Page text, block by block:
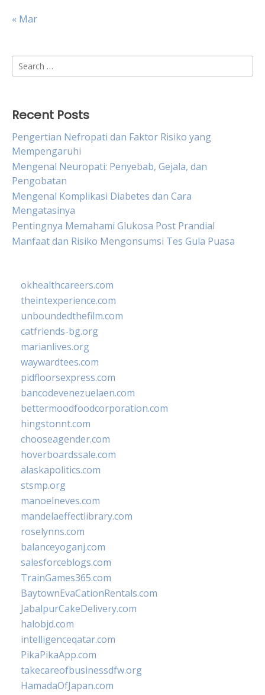
« Mar
Search
for:
Recent Posts
Pengertian Nefropati dan Faktor Risiko yang
Mempengaruhi
Mengenal Neuropati: Penyebab, Gejala, dan
Pengobatan
Mengenal Komplikasi Diabetes dan Cara
Mengatasinya
Pentingnya Memahami Glukosa Post Prandial
Manfaat dan Risiko Mengonsumsi Tes Gula Puasa
okhealthcareers.com
theintexperience.com
unboundedthefilm.com
catfriends-bg.org
marianlives.org
waywardtees.com
pidfloorsexpress.com
bancodevenezuelaen.com
bettermoodfoodcorporation.com
hingstonnt.com
chooseagender.com
hoverboardssale.com
alaskapolitics.com
stsmp.org
manoelneves.com
mandelaeffectlibrary.com
roselynns.com
balanceyoganj.com
salesforceblogs.com
TrainGames365.com
BaytownEvaCationRentals.com
JabalpurCakeDelivery.com
halobjd.com
intelligenceqatar.com
PikaPikaApp.com
takecareofbusinessdfw.org
HamadaOfJapan.com